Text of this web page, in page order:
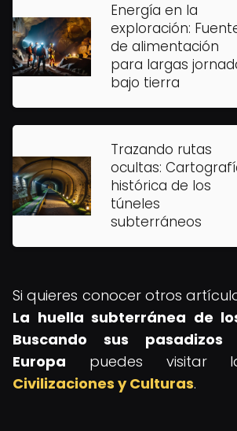
Energía en la
exploración:
de alimentación
para largas
bajo tierra
Trazando rutas
ocultas:
histórica de los
túneles
subterráneos
Si quieres conocer otros
La huella subterránea de
Buscando sus pasadizos
Europa puedes visitar
Civilizaciones y Culturas.